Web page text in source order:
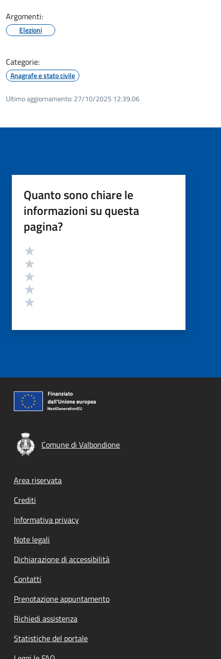
Argomenti:
Elezioni
Categorie:
Anagrafe e stato civile
Ultimo aggiornamento: 27/10/2025 12:39.06
Quanto sono chiare le
informazioni su questa
pagina?
Valutazione
Comune di Valbondione
Footer menu
Area riservata
Crediti
Informativa privacy
Note legali
Dichiarazione di accessibilità
Contatti
Prenotazione appuntamento
Richiedi assistenza
Statistiche del portale